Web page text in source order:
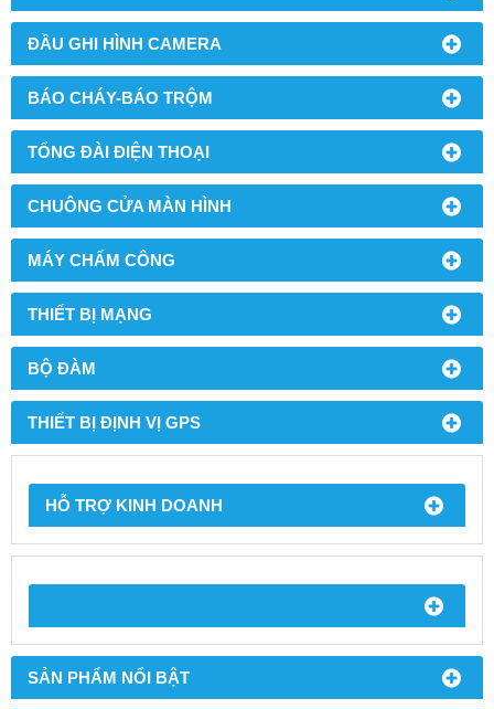
ĐẦU GHI HÌNH CAMERA
BÁO CHÁY-BÁO TRỘM
TỔNG ĐÀI ĐIỆN THOẠI
CHUÔNG CỬA MÀN HÌNH
MÁY CHẤM CÔNG
THIẾT BỊ MẠNG
BỘ ĐÀM
THIẾT BỊ ĐỊNH VỊ GPS
HỖ TRỢ KINH DOANH
SẢN PHẨM NỔI BẬT